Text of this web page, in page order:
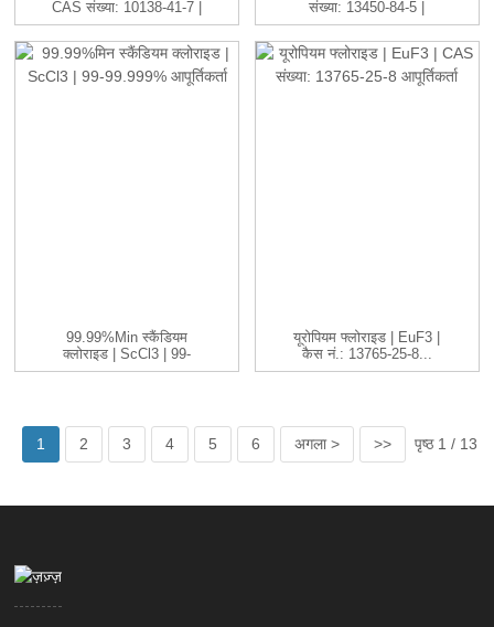
CAS संख्या: 10138-41-7 |
H...
संख्या: 13450-84-5 |
GdC...
99.99%min स्कैंडियम
क्लोराइड | ScCl3 | 99-
99.999...
यूरोपियम फ्लोराइड | EuF3 |
कैस नं.: 13765-25-8...
1 2 3 4 5 6 अगला > >> पृष्ठ 1 / 13